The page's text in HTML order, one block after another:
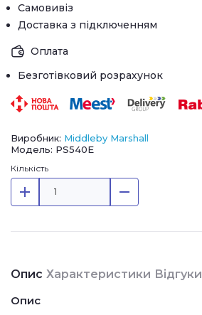
Самовивіз
Доставка з підключенням
Оплата
Безготівковий розрахунок
Виробник: Middleby Marshall
Модель: PS540E
Кількість
Опис Характеристики Відгуки
Опис